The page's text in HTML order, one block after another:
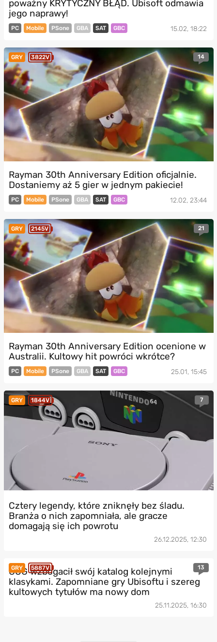
poważny KRYTYCZNY BŁĄD. Ubisoft odmawia
jego naprawy!
PC Mobile PSone GBA SAT GBC 15.02, 18:22
GRY 3822V 14
Rayman 30th Anniversary Edition oficjalnie.
Dostaniemy aż 5 gier w jednym pakiecie!
PC Mobile PSone GBA SAT GBC 12.02, 23:44
GRY 2145V 21
Rayman 30th Anniversary Edition ocenione w
Australii. Kultowy hit powróci wkrótce?
PC Mobile PSone GBA SAT GBC 25.01, 15:45
GRY 1844V 7
Cztery legendy, które zniknęły bez śladu.
Branża o nich zapomniała, ale gracze
domagają się ich powrotu
26.12.2025, 12:30
GRY 5887V 13
GOG wzbogacił swój katalog kolejnymi
klasykami. Zapomniane gry Ubisoftu i szereg
kultowych tytułów ma nowy dom
25.11.2025, 16:30